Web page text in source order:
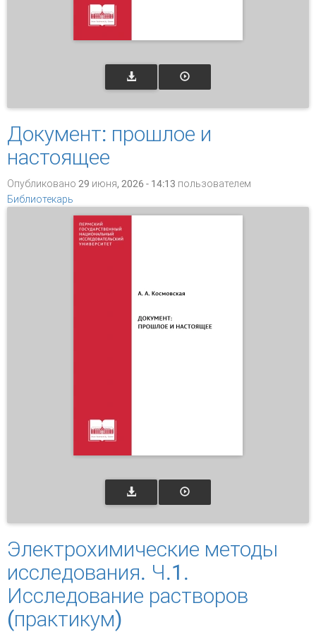
Документ: прошлое и
настоящее
Опубликовано 29 июня, 2026 - 14:13 пользователем
Библиотекарь
Электрохимические методы
исследования. Ч.1.
Исследование растворов
(практикум)